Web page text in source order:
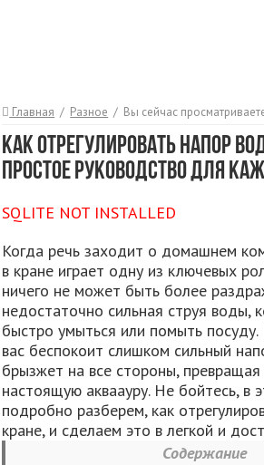
Главная / Разное / Вы сейчас
Как отрегулировать напор
простое руководство для
SQLITE NOT INSTALLED
Когда речь заходит о домашнем
в кране играет одну из ключевых
ничего не может быть более
недостаточно сильная струя воды,
быстро умыться или помыть
вас беспокоит слишком сильный
брызжет на все стороны,
настоящую акваауру. Не бойтесь, в
подробно разберем, как
кране, и сделаем это в легкой и
Содержание